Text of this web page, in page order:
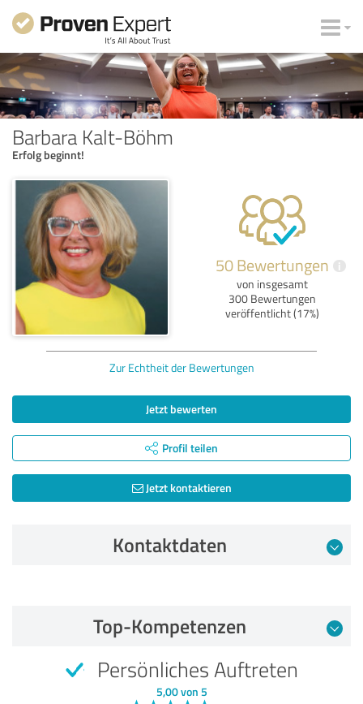
Barbara Kalt-Böhm
Erfolg beginnt!
50 Bewertungen i
von insgesamt
300 Bewertungen
veröffentlicht (17%)
Zur Echtheit der Bewertungen
Jetzt bewerten
Profil teilen
Jetzt kontaktieren
Kontaktdaten
Empfehlung
Top-Kompetenzen
Persönliches Auftreten
5,00 von 5